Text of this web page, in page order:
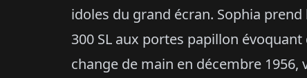
idoles du grand écran. Sophia
300 SL aux portes papillon
change de main en décembre